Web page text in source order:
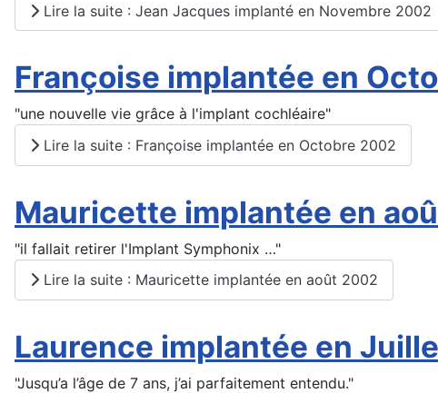
Lire la suite : Jean Jacques implanté en Novembre 2002
Françoise implantée en
"une nouvelle vie grâce à l'implant cochléaire"
Lire la suite : Françoise implantée en Octobre 2002
Mauricette implantée en
"il fallait retirer l'Implant Symphonix …"
Lire la suite : Mauricette implantée en août 2002
Laurence implantée en
"Jusqu’a l’âge de 7 ans, j’ai parfaitement entendu."